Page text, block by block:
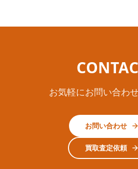
お気軽にお問い合わ
お問い合わせ
買取査定依頼